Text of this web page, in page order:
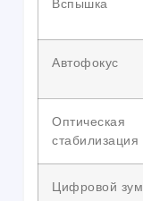
Вспышка
Автофокус
Оптическая
стабилизация
Цифровой зум